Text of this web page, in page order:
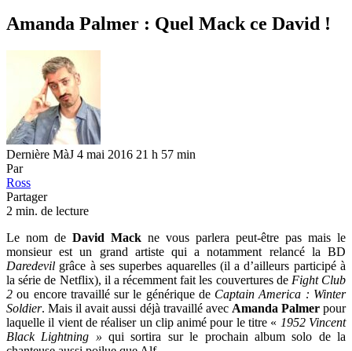
Amanda Palmer : Quel Mack ce David !
Dernière MàJ 4 mai 2016 21 h 57 min
Par
Ross
Partager
2 min. de lecture
Le nom de David Mack ne vous parlera peut-être pas mais le
monsieur est un grand artiste qui a notamment relancé la BD
Daredevil grâce à ses superbes aquarelles (il a d’ailleurs participé à
la série de Netflix), il a récemment fait les couvertures de Fight Club
2 ou encore travaillé sur le générique de Captain America : Winter
Soldier. Mais il avait aussi déjà travaillé avec Amanda Palmerpour
laquelle il vient de réaliser un clip animé pour le titre « 1952 Vincent
Black Lightning » qui sortira sur le prochain album solo de la